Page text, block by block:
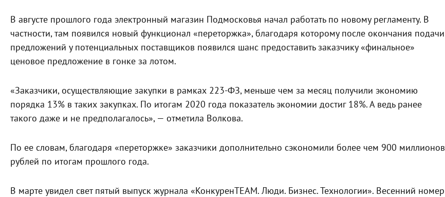
В августе прошлого года электронный магазин Подмосковья начал работать по новому регламенту. В
частности, там появился новый функционал «переторжка», благодаря которому после окончания подачи
предложений у потенциальных поставщиков появился шанс предоставить заказчику «финальное»
ценовое предложение в гонке за лотом.
«Заказчики, осуществляющие закупки в рамках 223-ФЗ, меньше чем за месяц получили экономию
порядка 13% в таких закупках. По итогам 2020 года показатель экономии достиг 18%. А ведь ранее
такого даже и не предполагалось», — отметила Волкова.
По ее словам, благодаря «переторжке» заказчики дополнительно сэкономили более чем 900 миллионов
рублей по итогам прошлого года.
В марте увидел свет пятый выпуск журнала «КонкуренTEAM. Люди. Бизнес. Технологии». Весенний номер